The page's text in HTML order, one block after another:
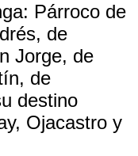
Párroco de
de
Jorge, de
de
destino
Ojacastro y